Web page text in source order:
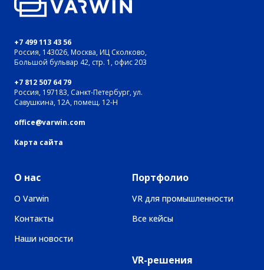
+7 499 113 43 56
Россия, 143026, Москва, ИЦ Сколково,
Большой бульвар 42, стр. 1, офис 203
+7 812 507 64 79
Россия, 197183, Санкт-Петербург, ул.
Савушкина, 12А, помещ. 12-Н
office@varwin.com
Карта сайта
О нас
О Varwin
Контакты
Наши новости
Портфолио
VR для промышленности
Все кейсы
VR-решения